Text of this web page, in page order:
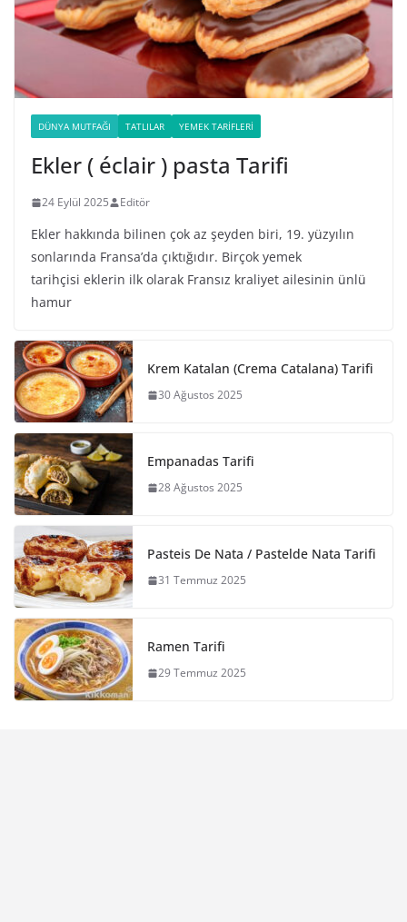
DÜNYA MUTFAĞI TATLILAR YEMEK TARIFLERI
Ekler ( éclair ) pasta Tarifi
24 Eylül 2025 Editör
Ekler hakkında bilinen çok az şeyden biri, 19. yüzyılın
sonlarında Fransa’da çıktığıdır. Birçok yemek
tarihçisi eklerin ilk olarak Fransız kraliyet ailesinin ünlü
hamur
Krem Katalan (Crema Catalana) Tarifi
30 Ağustos 2025
Empanadas Tarifi
28 Ağustos 2025
Pasteis De Nata / Pastelde Nata Tarifi
31 Temmuz 2025
Ramen Tarifi
29 Temmuz 2025